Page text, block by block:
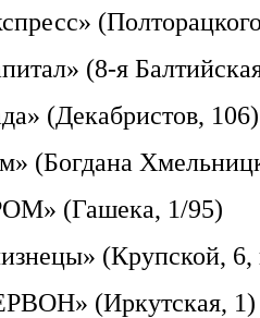
(8-я
(Декабристов, 106)
(Богдана
(Гашека, 1/95)
(Крупской, 6,
(Иркутская, 1)